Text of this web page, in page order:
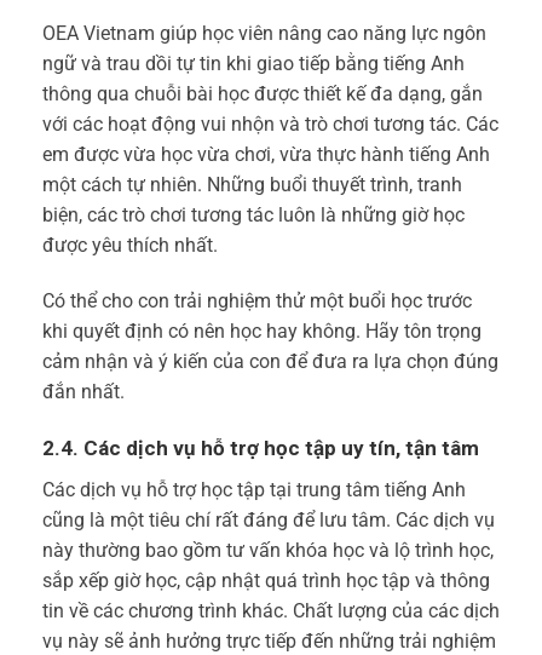
OEA Vietnam giúp học viên nâng cao năng lực ngôn
ngữ và trau dồi tự tin khi giao tiếp bằng tiếng Anh
thông qua chuỗi bài học được thiết kế đa dạng, gắn
với các hoạt động vui nhộn và trò chơi tương tác. Các
em được vừa học vừa chơi, vừa thực hành tiếng Anh
một cách tự nhiên. Những buổi thuyết trình, tranh
biện, các trò chơi tương tác luôn là những giờ học
được yêu thích nhất.
Có thể cho con trải nghiệm thử một buổi học trước
khi quyết định có nên học hay không. Hãy tôn trọng
cảm nhận và ý kiến của con để đưa ra lựa chọn đúng
đắn nhất.
2.4. Các dịch vụ hỗ trợ học tập uy tín, tận tâm
Các dịch vụ hỗ trợ học tập tại trung tâm tiếng Anh
cũng là một tiêu chí rất đáng để lưu tâm. Các dịch vụ
này thường bao gồm tư vấn khóa học và lộ trình học,
sắp xếp giờ học, cập nhật quá trình học tập và thông
tin về các chương trình khác. Chất lượng của các dịch
vụ này sẽ ảnh hưởng trực tiếp đến những trải nghiệm